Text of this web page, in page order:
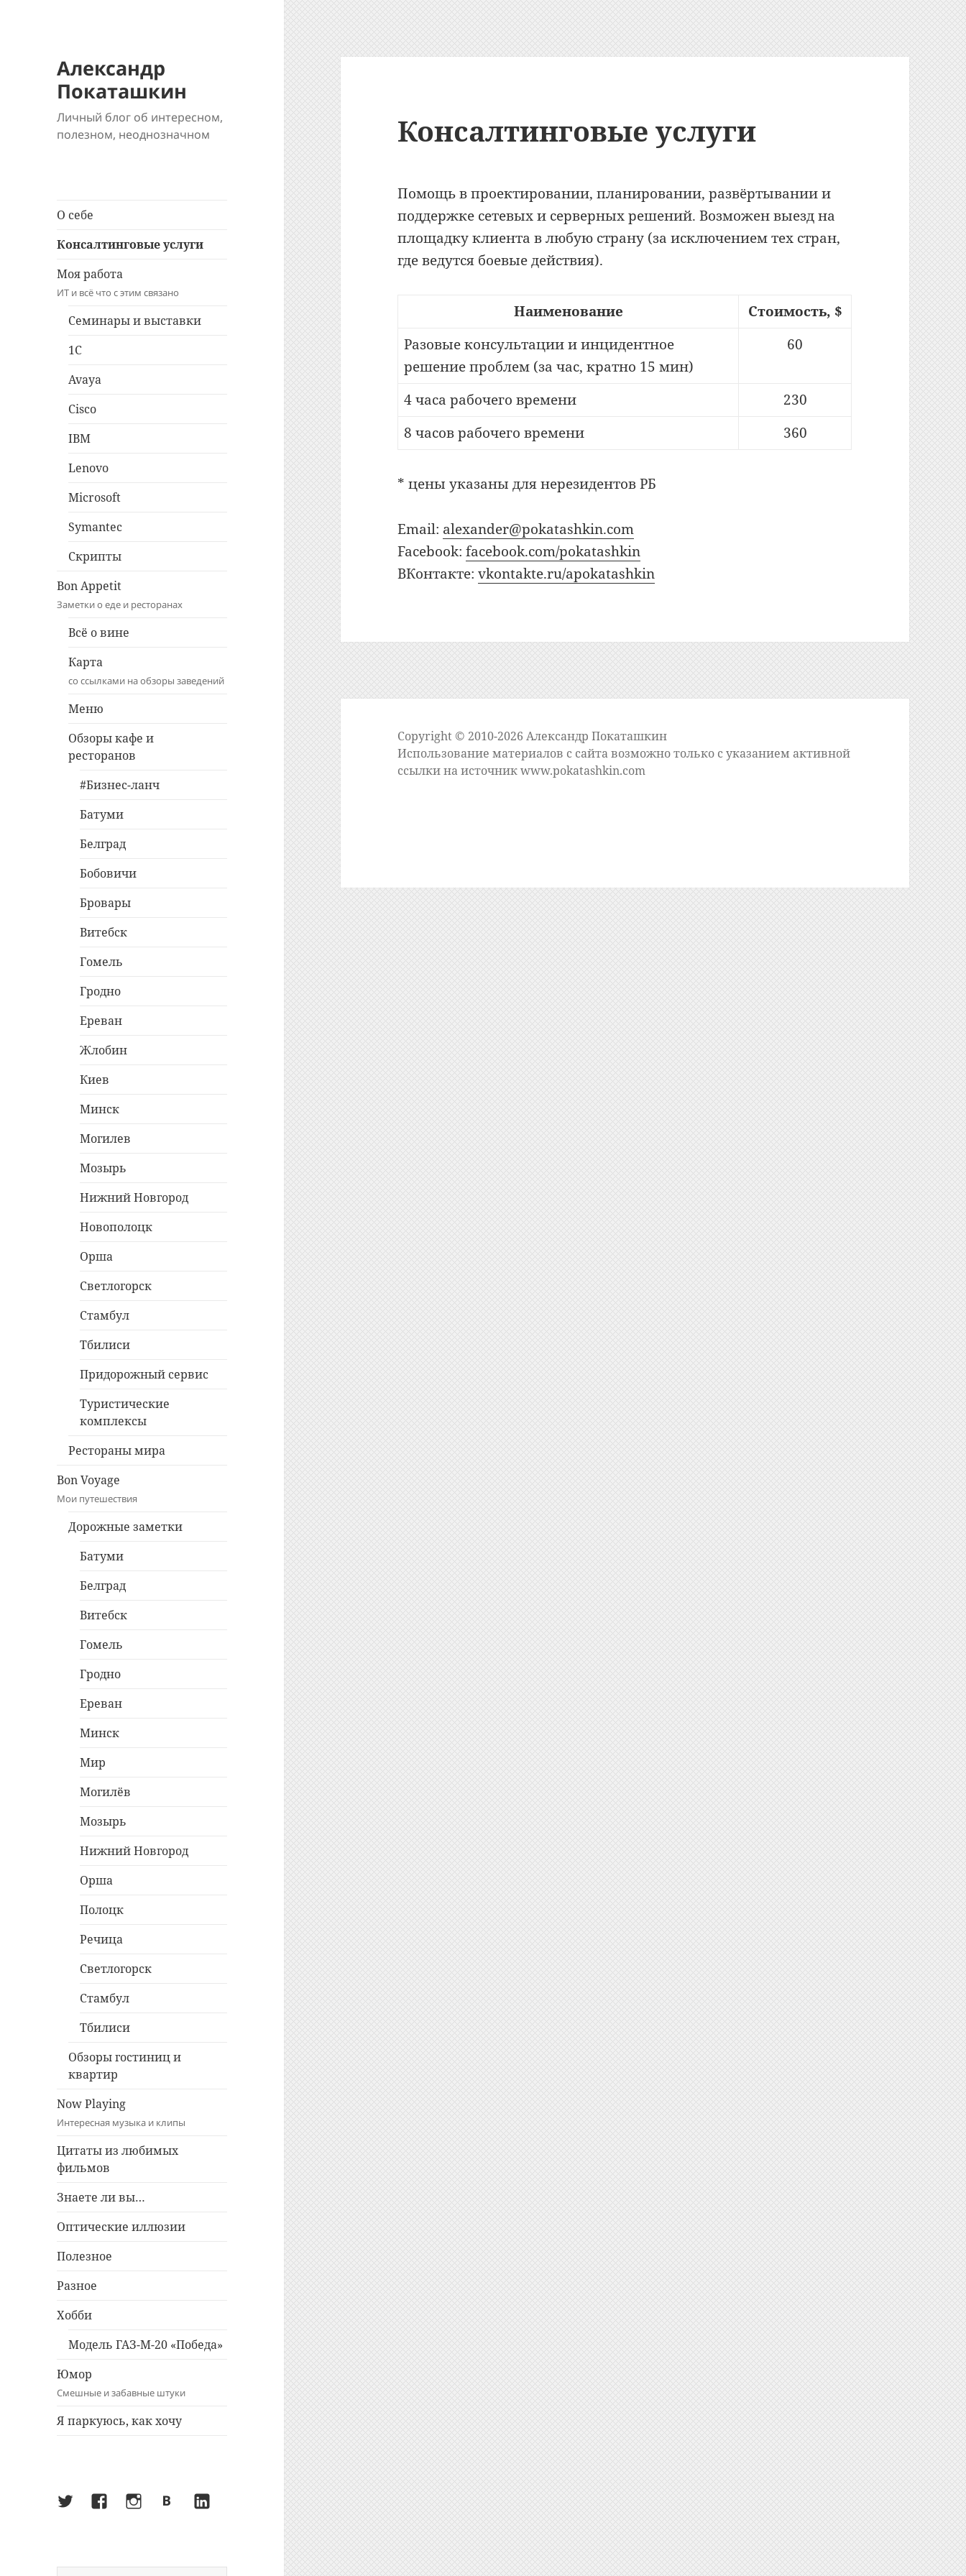
Александр
Покаташкин
Личный блог об интересном,
полезном, неоднозначном
О себе
Консалтинговые услуги
Моя работа
ИТ и всё что с этим связано
Семинары и выставки
1C
Avaya
Cisco
IBM
Lenovo
Microsoft
Symantec
Скрипты
Bon Appetit
Заметки о еде и ресторанах
Всё о вине
Карта
со ссылками на обзоры заведений
Меню
Обзоры кафе и
ресторанов
#Бизнес-ланч
Батуми
Белград
Бобовичи
Бровары
Витебск
Гомель
Гродно
Ереван
Жлобин
Киев
Минск
Могилев
Мозырь
Нижний Новгород
Новополоцк
Орша
Светлогорск
Стамбул
Тбилиси
Придорожный сервис
Туристические
комплексы
Рестораны мира
Bon Voyage
Мои путешествия
Дорожные заметки
Батуми
Белград
Витебск
Гомель
Гродно
Ереван
Минск
Мир
Могилёв
Мозырь
Нижний Новгород
Орша
Полоцк
Речица
Светлогорск
Стамбул
Тбилиси
Обзоры гостиниц и
квартир
Now Playing
Интересная музыка и клипы
Цитаты из любимых
фильмов
Знаете ли вы…
Оптические иллюзии
Полезное
Разное
Хобби
Модель ГАЗ-М-20 «Победа»
Юмор
Смешные и забавные штуки
Я паркуюсь, как хочу
TwitterFacebookInstagramВКонтакте
LinkedIn
Консалтинговые услуги
Помощь в проектировании, планировании, развёртывании и
поддержке сетевых и серверных решений. Возможен выезд на
площадку клиента в любую страну (за исключением тех стран,
где ведутся боевые действия).
Наименование
Стоимость, $
Разовые консультации и инцидентное
решение проблем (за час, кратно 15 мин)
60
4 часа рабочего времени
230
8 часов рабочего времени
360
* цены указаны для нерезидентов РБ
Email: alexander@pokatashkin.com
Facebook:facebook.com/pokatashkin
ВКонтакте:vkontakte.ru/apokatashkin
Copyright © 2010-2026 Александр Покаташкин
Использование материалов с сайта возможно только с указанием активной
ссылки на источникwww.pokatashkin.com